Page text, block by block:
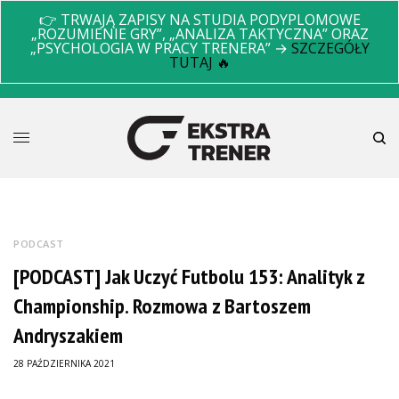
👉 TRWAJĄ ZAPISY NA STUDIA PODYPLOMOWE
„ROZUMIENIE GRY”, „ANALIZA TAKTYCZNA” ORAZ
„PSYCHOLOGIA W PRACY TRENERA” → SZCZEGÓŁY
TUTAJ 🔥
PODCAST
[PODCAST] Jak Uczyć Futbolu 153: Analityk z
Championship. Rozmowa z Bartoszem
Andryszakiem
28 PAŹDZIERNIKA 2021